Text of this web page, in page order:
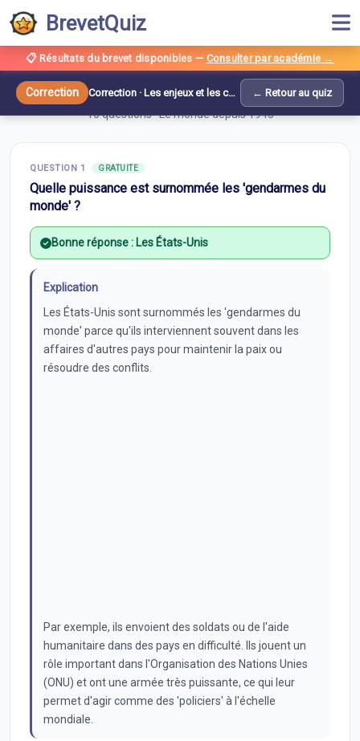
BrevetQuiz
📋 Résultats du brevet disponibles — Consulter par académie →
Correction Correction · Les enjeux et les conflits dans le monde après 1989 ← Retour au quiz
Correction —Les enjeux et les conflits dans
le monde après 1989
10questions ·Le monde depuis 1945
QUESTION 1 GRATUITE
Quelle puissance est surnommée les 'gendarmes du
monde' ?
Bonne réponse : Les États-Unis
Explication
Les États-Unis sont surnommés les 'gendarmes du
monde' parce qu'ils interviennent souvent dans les
affaires d'autres pays pour maintenir la paix ou
résoudre des conflits.
Par exemple, ils envoient des soldats ou de l'aide
humanitaire dans des pays en difficulté. Ils jouent un
rôle important dans l'Organisation des Nations Unies
(ONU) et ont une armée très puissante, ce qui leur
permet d'agir comme des 'policiers' à l'échelle
mondiale.